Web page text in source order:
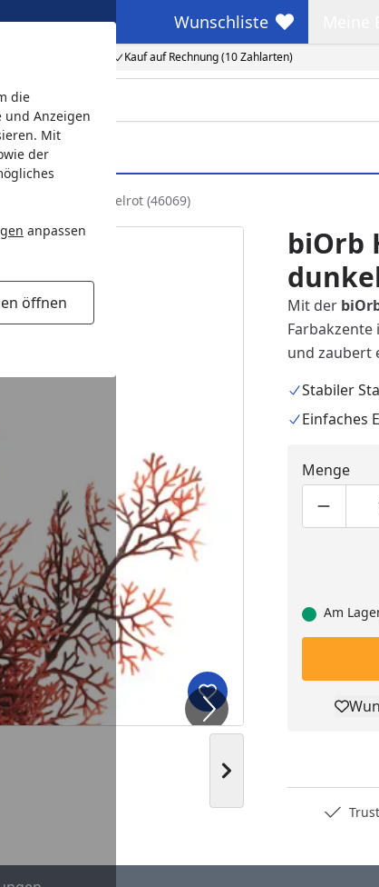
die
und Anzeigen
Mit
der
anpassen
öffnen
Kauf auf Rechnung (10 Zahlarten)
Wunschliste
Wunschliste
klein dunkelrot (46069)
Nächstes Bild anzeigen
Produkt zur Wunschliste
biOrb
Mit der
Farbakzente
und zaubert
Stabiler
Einfaches
Menge
Am
Deutschlands bester Händler